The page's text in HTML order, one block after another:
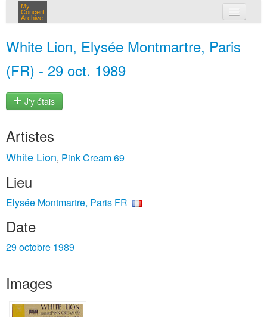
My
Concert
Archive
White Lion, Elysée Montmartre, Paris
(FR) - 29 oct. 1989
J'y étais
Artistes
White Lion, Pink Cream 69
Lieu
Elysée Montmartre, Paris FR
Date
29 octobre 1989
Images